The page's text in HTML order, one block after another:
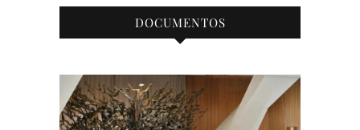
DOCUMENTOS